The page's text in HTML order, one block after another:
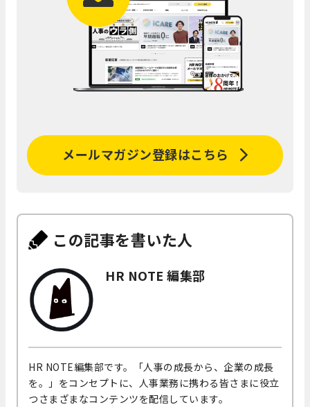
メールマガジン登録はこちら
この記事を書いた人
HR NOTE 編集部
HR NOTE編集部です。「人事の成長から、企業の成長
を。」をコンセプトに、人事業務に携わる皆さまに役立
つさまざまなコンテンツを配信しています。